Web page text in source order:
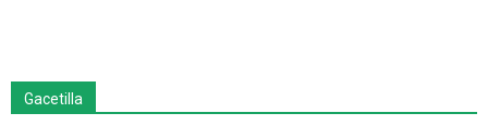
Gacetilla